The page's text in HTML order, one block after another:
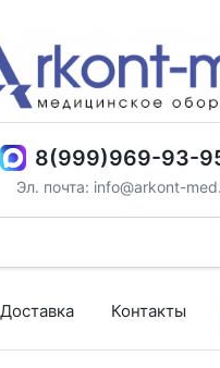
8(999)969-93-
Эл. почта: info@arkont-
Доставка Контакты